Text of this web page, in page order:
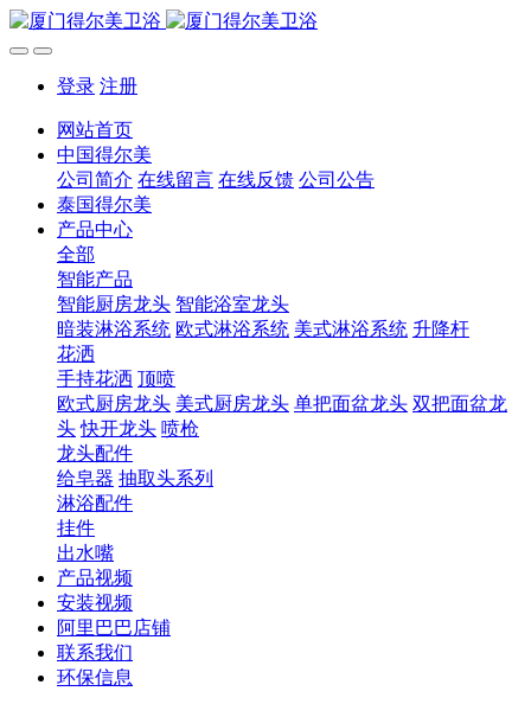
登录 注册
网站首页
中国得尔美
公司简介 在线留言 在线反馈 公司公告
泰国得尔美
产品中心
全部
智能产品
智能厨房龙头 智能浴室龙头
暗装淋浴系统 欧式淋浴系统 美式淋浴系统 升降杆
花洒
手持花洒 顶喷
欧式厨房龙头 美式厨房龙头 单把面盆龙头 双把面盆龙
头 快开龙头 喷枪
龙头配件
给皂器 抽取头系列
淋浴配件
挂件
出水嘴
产品视频
安装视频
阿里巴巴店铺
联系我们
环保信息